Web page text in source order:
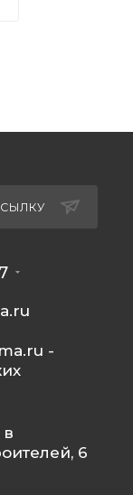
-
6